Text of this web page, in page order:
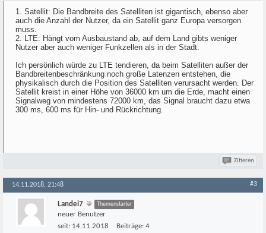
1. Satellit: Die Bandbreite des Satelliten ist gigantisch, ebenso aber
auch die Anzahl der Nutzer, da ein Satellit ganz Europa versorgen
muss.
2. LTE: Hängt vom Ausbaustand ab, auf dem Land gibts weniger
Nutzer aber auch weniger Funkzellen als in der Stadt.
Ich persönlich würde zu LTE tendieren, da beim Satelliten außer der
Bandbreitenbeschränkung noch große Latenzen entstehen, die
physikalisch durch die Position des Satelliten verursacht werden. Der
Satellit kreist in einer Höhe von 36000 km um die Erde, macht einen
Signalweg von mindestens 72000 km, das Signal braucht dazu etwa
300 ms, 600 ms für Hin- und Rückrichtung.
Zitieren
14.11.2018, 21:48 #3
Landei7 Themenstarter
neuer Benutzer
seit: 14.11.2018 Beiträge: 4